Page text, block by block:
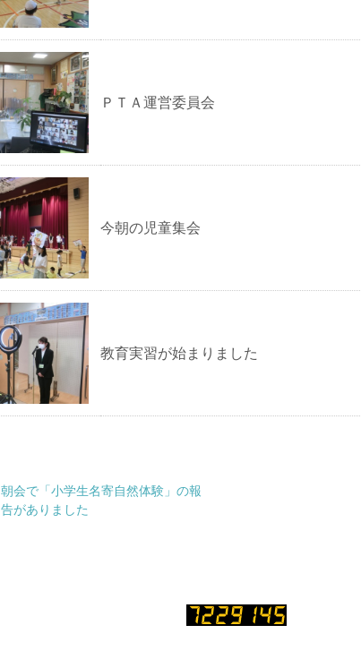
ＰＴＡ運営委員会
今朝の児童集会
教育実習が始まりました
朝会で「小学生名寄自然体験」の報
告がありました